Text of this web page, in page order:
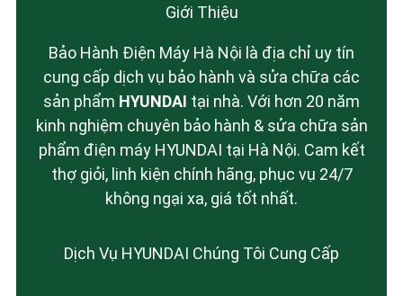
Giới Thiệu
Bảo Hành Điện Máy Hà Nội là địa chỉ uy tín
cung cấp dịch vụ bảo hành và sửa chữa các
sản phẩm HYUNDAI tại nhà. Với hơn 20 năm
kinh nghiệm chuyên bảo hành & sửa chữa sản
phẩm điện máy HYUNDAI tại Hà Nội. Cam kết
thợ giỏi, linh kiện chính hãng, phục vụ 24/7
không ngại xa, giá tốt nhất.
Dịch Vụ HYUNDAI Chúng Tôi Cung Cấp